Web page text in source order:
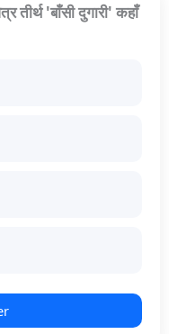
तीर्थ 'बाँसी दुगारी' कहाँ